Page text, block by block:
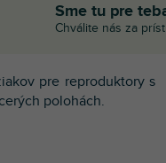
Sme tu pre
Chválite nás za
pre reproduktory s
polohách.